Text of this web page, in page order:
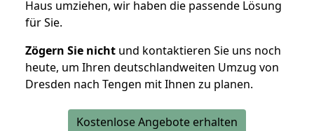
Haus umziehen, wir haben die passende Lösung
für Sie.
Zögern Sie nicht und kontaktieren Sie uns noch
heute, um Ihren deutschlandweiten Umzug von
Dresden nach Tengen mit Ihnen zu planen.
Kostenlose Angebote erhalten